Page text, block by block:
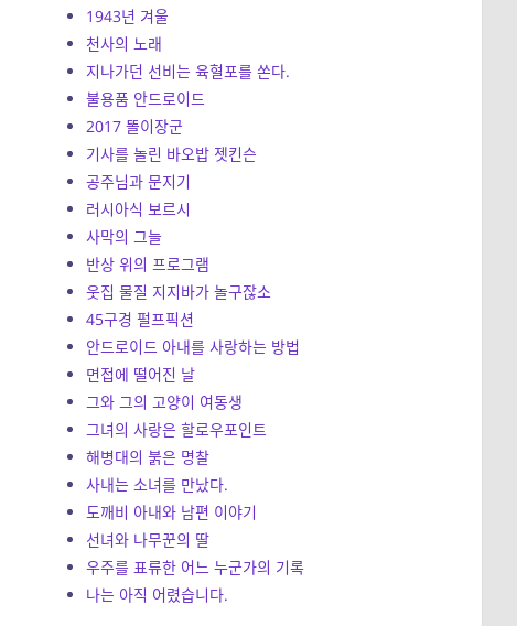
1943년 겨울
천사의 노래
지나가던 선비는 육혈포를 쏜다.
불용품 안드로이드
2017 똘이장군
기사를 놀린 바오밥 젯킨슨
공주님과 문지기
러시아식 보르시
사막의 그늘
반상 위의 프로그램
웃집 물질 지지바가 놀구잖소
45구경 펄프픽션
안드로이드 아내를 사랑하는 방법
면접에 떨어진 날
그와 그의 고양이 여동생
그녀의 사랑은 할로우포인트
해병대의 붉은 명찰
사내는 소녀를 만났다.
도깨비 아내와 남편 이야기
선녀와 나무꾼의 딸
우주를 표류한 어느 누군가의 기록
나는 아직 어렸습니다.